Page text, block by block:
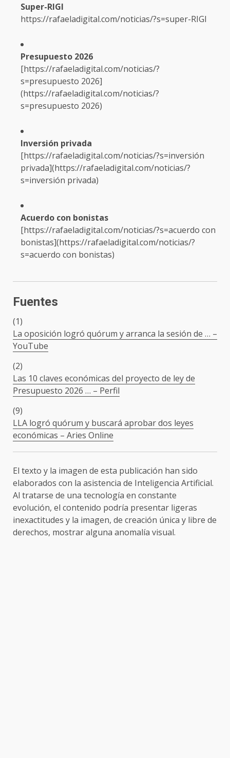
Super-RIGI
https://rafaeladigital.com/noticias/?s=super-RIGI
Presupuesto 2026
[https://rafaeladigital.com/noticias/?
s=presupuesto 2026]
(https://rafaeladigital.com/noticias/?
s=presupuesto 2026)
Inversión privada
[https://rafaeladigital.com/noticias/?s=inversión
privada](https://rafaeladigital.com/noticias/?
s=inversión privada)
Acuerdo con bonistas
[https://rafaeladigital.com/noticias/?s=acuerdo con
bonistas](https://rafaeladigital.com/noticias/?
s=acuerdo con bonistas)
Fuentes
(1)
La oposición logró quórum y arranca la sesión de … –
YouTube
(2)
Las 10 claves económicas del proyecto de ley de
Presupuesto 2026 … – Perfil
(9)
LLA logró quórum y buscará aprobar dos leyes
económicas – Aries Online
El texto y la imagen de esta publicación han sido
elaborados con la asistencia de Inteligencia Artificial.
Al tratarse de una tecnología en constante
evolución, el contenido podría presentar ligeras
inexactitudes y la imagen, de creación única y libre de
derechos, mostrar alguna anomalía visual.